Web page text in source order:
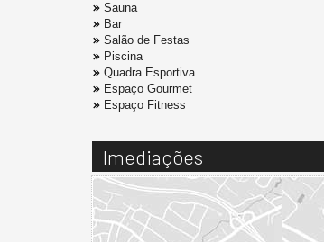
Sauna
Bar
Salão de Festas
Piscina
Quadra Esportiva
Espaço Gourmet
Espaço Fitness
Imediações